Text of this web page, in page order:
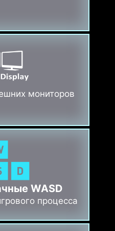
мониторов
WASD
процесса